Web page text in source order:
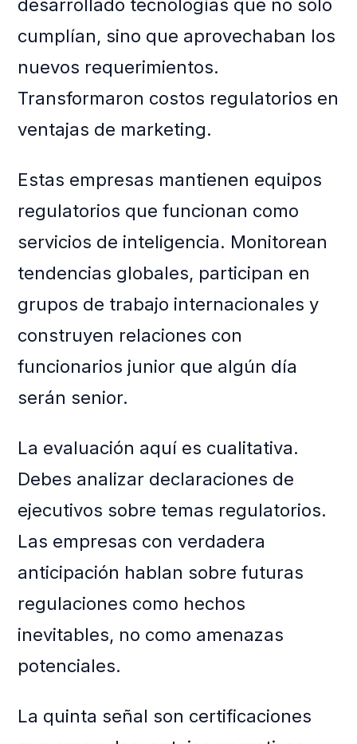
desarrollado tecnologías que no solo
cumplían, sino que aprovechaban los
nuevos requerimientos.
Transformaron costos regulatorios en
ventajas de marketing.
Estas empresas mantienen equipos
regulatorios que funcionan como
servicios de inteligencia. Monitorean
tendencias globales, participan en
grupos de trabajo internacionales y
construyen relaciones con
funcionarios junior que algún día
serán senior.
La evaluación aquí es cualitativa.
Debes analizar declaraciones de
ejecutivos sobre temas regulatorios.
Las empresas con verdadera
anticipación hablan sobre futuras
regulaciones como hechos
inevitables, no como amenazas
potenciales.
La quinta señal son certificaciones